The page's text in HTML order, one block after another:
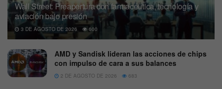
Wall Street: Preapertura con farmacéutica, tecnología y
aviación bajo presión
3 DE AGOSTO DE 2026 600
AMD y Sandisk lideran las acciones de chips
con impulso de cara a sus balances
2 DE AGOSTO DE 2026 683